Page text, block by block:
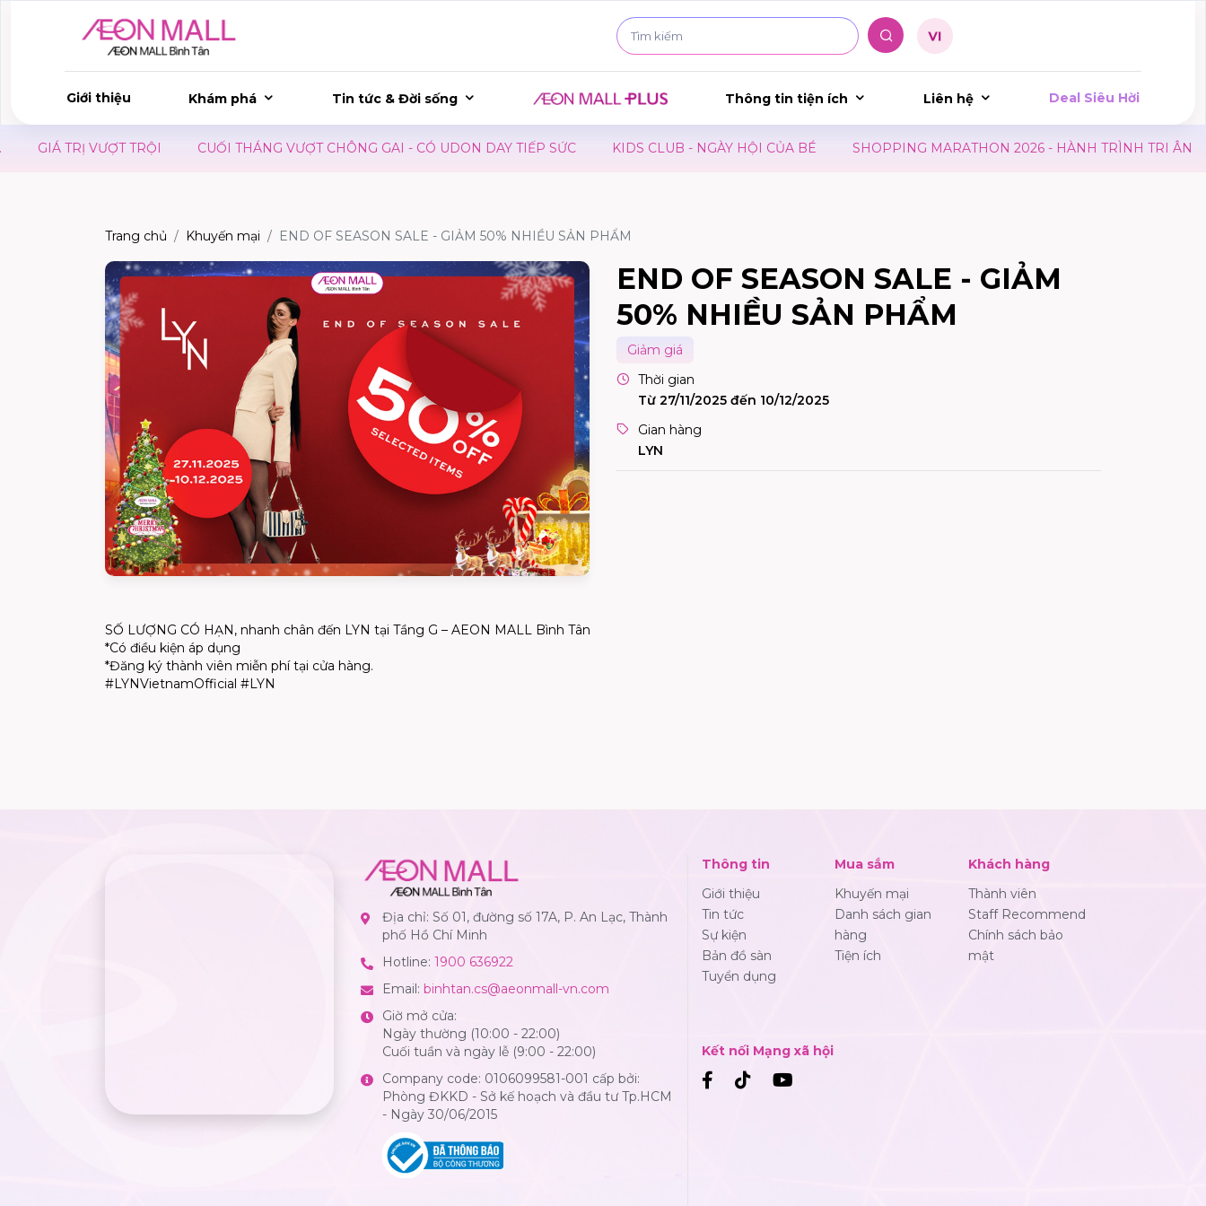
Giới thiệu Khám phá Tin tức & Đời sống Thông tin tiện ích Liên hệ Deal Siêu Hời
GIÁ TRỊ VƯỢT TRỘI CUỐI THÁNG VƯỢT CHÔNG GAI - CÓ UDON DAY TIẾP SỨC KIDS CLUB - NGÀY HỘI CỦA BÉ SHOPPING MARATHON 2026 - HÀNH TRÌNH TRI ÂN
Trang chủ Khuyến mại END OF SEASON SALE - GIẢM 50% NHIỀU SẢN PHẨM
END OF SEASON SALE - GIẢM
50% NHIỀU SẢN PHẨM
Giảm giá
Thời gian
Từ 27/11/2025 đến 10/12/2025
Gian hàng
LYN
SỐ LƯỢNG CÓ HẠN, nhanh chân đến LYN tại Tầng G – AEON MALL Bình Tân
*Có điều kiện áp dụng
*Đăng ký thành viên miễn phí tại cửa hàng.
#LYNVietnamOfficial #LYN
Địa chỉ: Số 01, đường số 17A, P. An Lạc, Thành
phố Hồ Chí Minh
Hotline: 1900 636922
Email: binhtan.cs@aeonmall-vn.com
Giờ mở cửa:
Ngày thường (10:00 - 22:00)
Cuối tuần và ngày lễ (9:00 - 22:00)
Company code: 0106099581-001 cấp bởi:
Phòng ĐKKD - Sở kế hoạch và đầu tư Tp.HCM
- Ngày 30/06/2015
Thông tin
Giới thiệu
Tin tức
Sự kiện
Bản đồ sàn
Tuyển dụng
Mua sắm
Khuyến mại
Danh sách gian
hàng
Tiện ích
Khách hàng
Thành viên
Staff Recommend
Chính sách bảo
mật
Kết nối Mạng xã hội